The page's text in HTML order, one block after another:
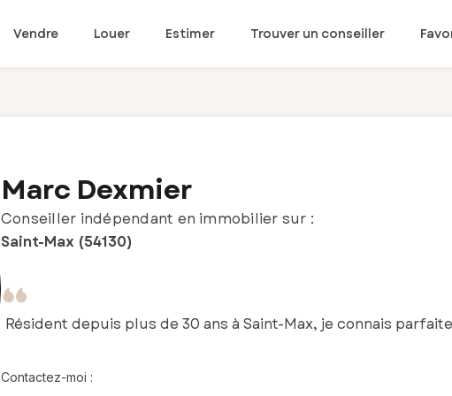
Vendre Louer Estimer Trouver un conseiller
Marc Dexmier
Conseiller indépendant en immobilier sur :
Saint-Max (54130)
Contactez-moi :
Résident depuis plus de 30 ans à Saint-Max, je connais